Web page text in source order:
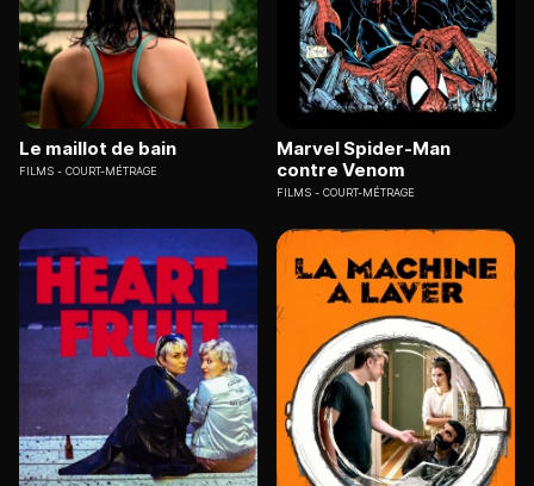
Le maillot de bain
FILMS COURT-MÉTRAGE
Marvel Spider-Man
contre Venom
FILMS COURT-MÉTRAGE